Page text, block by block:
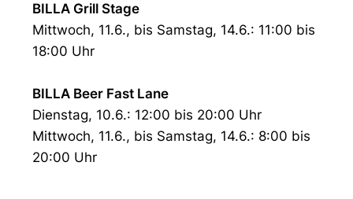
BILLA Grill Stage
Mittwoch, 11.6., bis Samstag, 14.6.: 11:00 bis
18:00 Uhr
BILLA Beer Fast Lane
Dienstag, 10.6.: 12:00 bis 20:00 Uhr
Mittwoch, 11.6., bis Samstag, 14.6.: 8:00 bis
20:00 Uhr